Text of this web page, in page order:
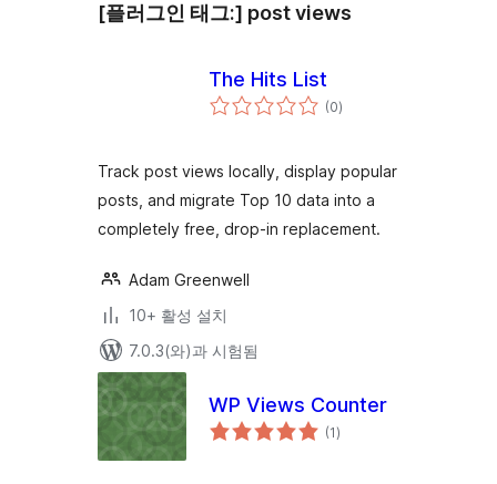
[플러그인 태그:] post views
The Hits List
(0전
체)
Track post views locally, display popular
posts, and migrate Top 10 data into a
completely free, drop-in replacement.
Adam Greenwell
10+ 활성 설치
7.0.3(와)과 시험됨
WP Views Counter
(1전
체)